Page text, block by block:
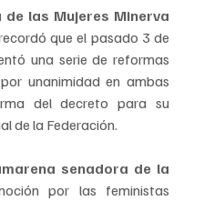
las Mujeres Minerva
que el pasado 3 de
una serie de reformas
unanimidad en ambas
del decreto para su
de la Federación.
senadora de la
por las feministas